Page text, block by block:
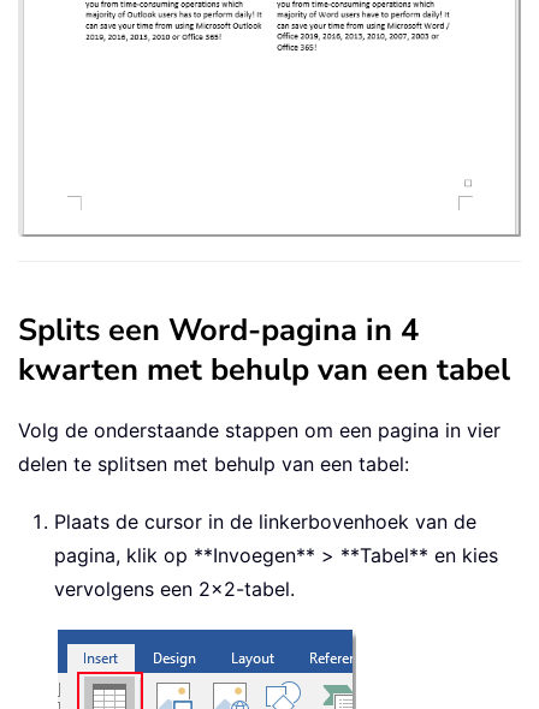
Splits een Word-pagina in 4
kwarten met behulp van een tabel
Volg de onderstaande stappen om een pagina in vier
delen te splitsen met behulp van een tabel:
Plaats de cursor in de linkerbovenhoek van de
pagina, klik op **Invoegen** > **Tabel** en kies
vervolgens een 2×2-tabel.